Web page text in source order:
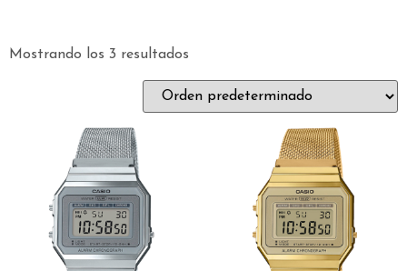
Mostrando los 3 resultados